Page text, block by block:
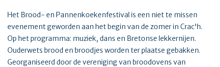
Het Brood- en Pannenkoekenfestival is een niet te missen
evenement geworden aan het begin van de zomer in Crac'h.
Op het programma: muziek, dans en Bretonse lekkernijen.
Ouderwets brood en broodjes worden ter plaatse gebakken.
Georganiseerd door de vereniging van broodovens van